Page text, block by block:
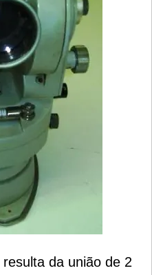
resulta da união de 2